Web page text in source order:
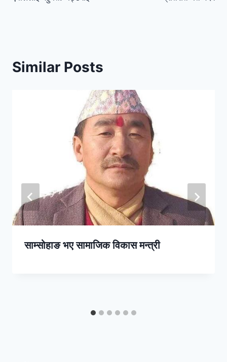
Similar Posts
साम्सोहाङ भए सामाजिक विकास मन्त्री